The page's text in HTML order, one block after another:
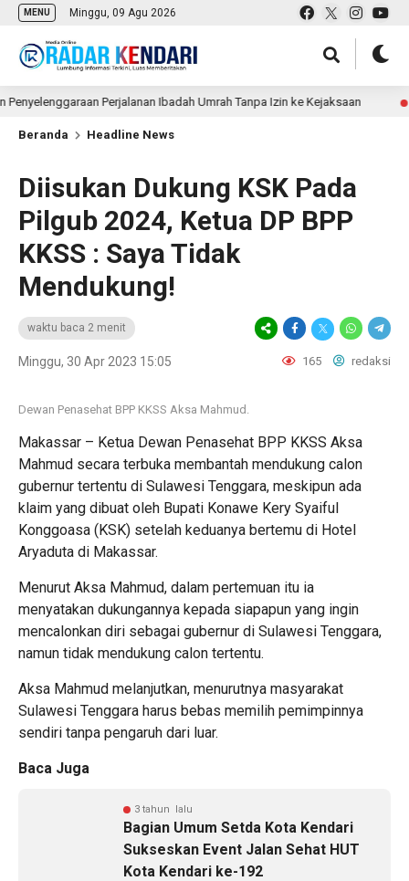
MENU Minggu, 09 Agu 2026
Perjalanan Ibadah Umrah Tanpa Izin ke Kejaksaan 11
Beranda Headline News
Diisukan Dukung KSK Pada
Pilgub 2024, Ketua DP BPP
KKSS : Saya Tidak
Mendukung!
waktu baca 2 menit
Minggu, 30 Apr 2023 15:05 165 redaksi
Dewan Penasehat BPP KKSS Aksa Mahmud.
Makassar – Ketua Dewan Penasehat BPP KKSS Aksa
Mahmud secara terbuka membantah mendukung calon
gubernur tertentu di Sulawesi Tenggara, meskipun ada
klaim yang dibuat oleh Bupati Konawe Kery Syaiful
Konggoasa (KSK) setelah keduanya bertemu di Hotel
Aryaduta di Makassar.
Menurut Aksa Mahmud, dalam pertemuan itu ia
menyatakan dukungannya kepada siapapun yang ingin
mencalonkan diri sebagai gubernur di Sulawesi Tenggara,
namun tidak mendukung calon tertentu.
Aksa Mahmud melanjutkan, menurutnya masyarakat
Sulawesi Tenggara harus bebas memilih pemimpinnya
sendiri tanpa pengaruh dari luar.
Baca Juga
3 tahun lalu
Bagian Umum Setda Kota Kendari
Sukseskan Event Jalan Sehat HUT
Kota Kendari ke-192